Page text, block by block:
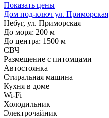
Показать цены
Дом под-ключ ул. Приморская
Небуг, ул. Приморская
До моря: 200 м
До центра: 1500 м
СВЧ
Размещение с питомцами
Автостоянка
Стиральная машина
Кухня в доме
Wi-Fi
Холодильник
Электрочайник